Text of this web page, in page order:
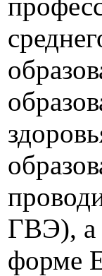
ГВЭ), а
форме